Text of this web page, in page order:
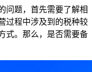
问题，首先需要了解相
过程中涉及到的税种较
式。那么，是否需要备